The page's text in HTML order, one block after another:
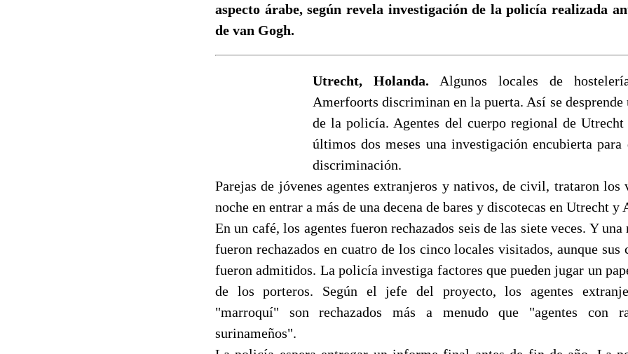
aspecto árabe, según revela investigación de la policía realizada
de van Gogh.
Utrecht, Holanda. Algunos locales de
Amerfoorts discriminan en la puerta. Así se
de la policía. Agentes del cuerpo regional de
últimos dos meses una investigación encubierta
discriminación.
Parejas de jóvenes agentes extranjeros y nativos, de civil, trataron los
noche en entrar a más de una decena de bares y discotecas en Utrecht y
En un café, los agentes fueron rechazados seis de las siete veces. Y una
fueron rechazados en cuatro de los cinco locales visitados, aunque sus
fueron admitidos. La policía investiga factores que pueden jugar un
de los porteros. Según el jefe del proyecto, los agentes
"marroquí" son rechazados más a menudo que "agentes con
surinameños".